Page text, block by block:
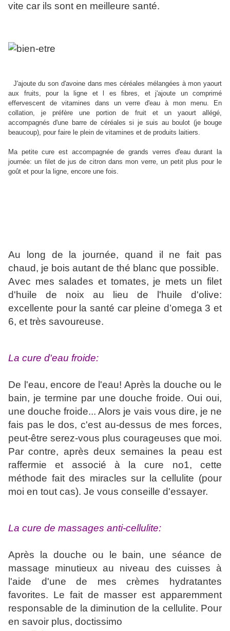
vite car ils sont en meilleure santé.
J'ajoute du son d'avoine dans mes céréales mélangées à mon yaourt
aux fruits, pour la ligne et l es fibres, et j'ajoute un comprimé
effervescent de vitamines dans un verre d'eau à mon menu. En
collation, je préfère une portion de fruit et un yaourt allégé,
accompagnés d'une barre de céréales si je suis au boulot (je bouge
beaucoup), pour faire le plein de vitamines et de produits laitiers.
Ma petite cure est accompagnée de grands verres d'eau durant la
journée: un filet de jus de citron dans mon verre, un petit plus pour le
goût et pour la ligne, encore une fois.
Au long de la journée, quand il ne fait pas
chaud, je bois autant de thé blanc que possible.
Avec mes salades et tomates, je mets un filet
d'huile de noix au lieu de l'huile d'olive:
excellente pour la santé car pleine d’omega 3 et
6, et très savoureuse.
La cure d'eau froide:
De l'eau, encore de l'eau! Après la douche ou le
bain, je termine par une douche froide. Oui oui,
une douche froide... Alors je vais vous dire, je ne
fais pas le dos, c'est au-dessus de mes forces,
peut-être serez-vous plus courageuses que moi.
Par contre, après deux semaines la peau est
raffermie et associé à la cure no1, cette
méthode fait des miracles sur la cellulite (pour
moi en tout cas). Je vous conseille d'essayer.
La cure de massages anti-cellulite:
Après la douche ou le bain, une séance de
massage minutieux au niveau des cuisses à
l'aide d'une de mes crèmes hydratantes
favorites. Le fait de masser est apparemment
responsable de la diminution de la cellulite. Pour
en savoir plus, doctissimo